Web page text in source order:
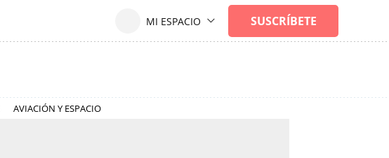
AVIACIÓN Y ESPACIO